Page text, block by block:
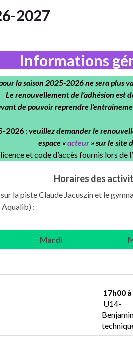
2027
Informations
pour la saison 2025-2026 ne sera plus
Le renouvellement de l’adhésion est
de pouvoir reprendre
2026 : veuillez demander le
espace «acteur» sur le site
et code d’accès fournis lors de
Horaires des
la piste Claude Jacuszin et le
Aqualib) :
Mardi
17h00
U14-